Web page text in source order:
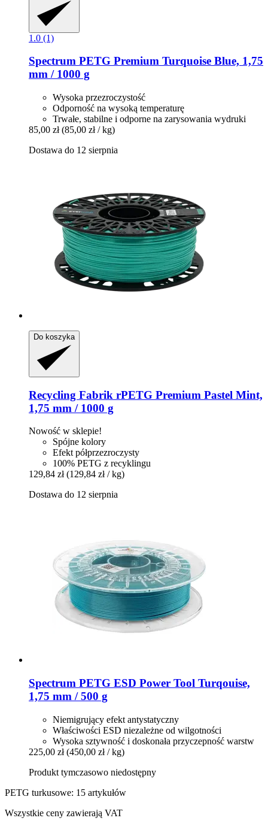
1.0 (1)
Spectrum PETG Premium Turquoise Blue, 1,75
mm / 1000 g
Wysoka przezroczystość
Odporność na wysoką temperaturę
Trwałe, stabilne i odporne na zarysowania wydruki
85,00 zł (85,00 zł / kg)
Dostawa do 12 sierpnia
Do koszyka
Recycling Fabrik rPETG Premium Pastel Mint,
1,75 mm / 1000 g
Nowość w sklepie!
Spójne kolory
Efekt półprzezroczysty
100% PETG z recyklingu
129,84 zł (129,84 zł / kg)
Dostawa do 12 sierpnia
Spectrum PETG ESD Power Tool Turqouise,
1,75 mm / 500 g
Niemigrujący efekt antystatyczny
Właściwości ESD niezależne od wilgotności
Wysoka sztywność i doskonała przyczepność warstw
225,00 zł (450,00 zł / kg)
Produkt tymczasowo niedostępny
PETG turkusowe: 15 artykułów
Wszystkie ceny zawierają VAT